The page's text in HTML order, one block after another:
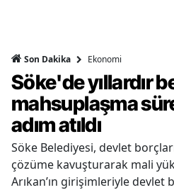
Son Dakika Ekonomi
Söke'de yıllardır
mahsuplaşma
adım atıldı
Söke Belediyesi, devlet
çözüme kavuşturarak mali
Arıkan’ın girişimleriyle devlet